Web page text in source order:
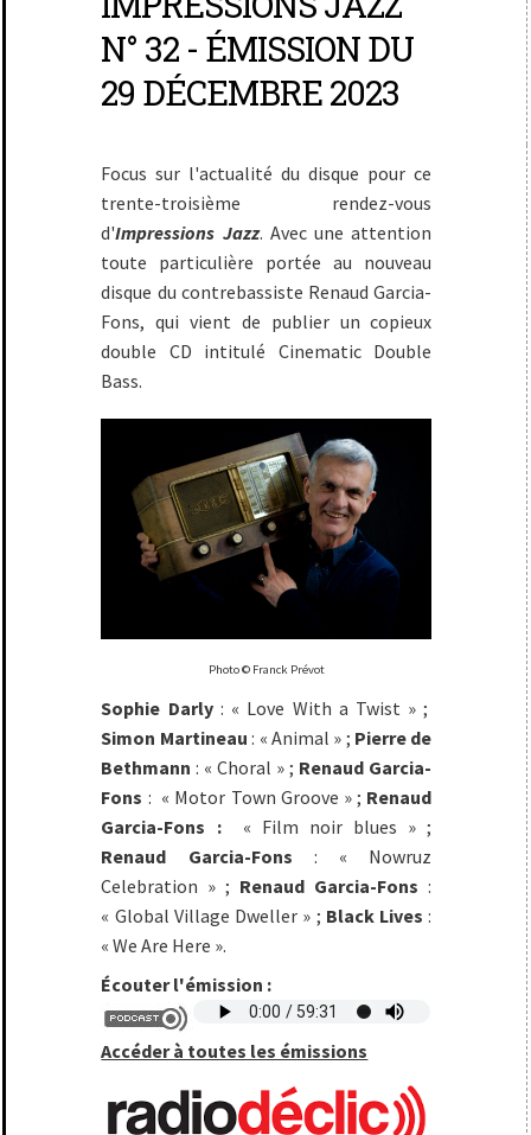
N° 32 - ÉMISSION DU
29 DÉCEMBRE 2023
Focus sur l'actualité du disque pour ce
trente-troisième rendez-vous
d'Impressions Jazz. Avec une attention
toute particulière portée au nouveau
disque du contrebassiste Renaud Garcia-
Fons, qui vient de publier un copieux
double CD intitulé Cinematic Double
Bass.
Photo © Franck Prévot
Sophie Darly: « Love With a Twist » ;
Simon Martineau : « Animal » ; Pierre de
Bethmann : « Choral » ; Renaud Garcia-
Fons : « Motor Town Groove » ; Renaud
Garcia-Fons : « Film noir blues » ;
Renaud Garcia-Fons : « Nowruz
Celebration » ; Renaud Garcia-Fons :
« Global Village Dweller » ; Black Lives :
« We Are Here ».
Écouter l'émission :
Accéder à toutes les émissions